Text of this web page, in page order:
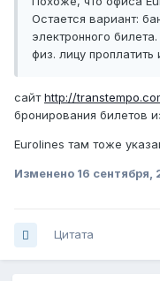
Остается вариант:
электронного
физ. лицу проплатить
сайтhttp://
бронирования билетов
Eurolines там тоже
Изменено 16 сентября,
Цитата